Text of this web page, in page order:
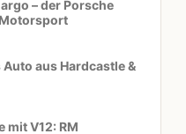
– der Porsche
Auto aus Hardcastle &
mit V12: RM